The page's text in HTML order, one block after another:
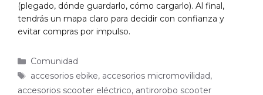
(plegado, dónde guardarlo, cómo cargarlo). Al final,
tendrás un mapa claro para decidir con confianza y
evitar compras por impulso.
Categorías
Comunidad
Etiquetas
accesorios ebike, accesorios micromovilidad,
accesorios scooter eléctrico, antirorobo scooter